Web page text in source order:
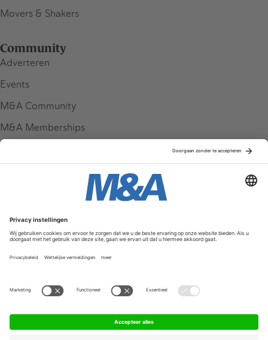
Movers & Shakers
Community
Adverteren
Events
M&A Community
M&A Memberships
Service & Contact
Contact
FAQ
Werken bij ons
Algemene Voorwaarden